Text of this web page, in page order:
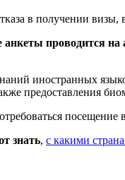
в получении визы,
анкеты проводится
иностранных
предоставления
посещение
знать, с какими